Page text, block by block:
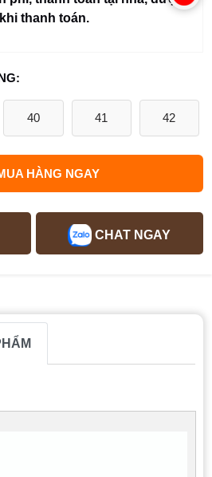
thanh toán.
40 41 42
HÀNG NGAY
CHAT NGAY